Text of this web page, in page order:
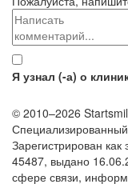
Я узнал (-а) о
© 2010–2026
Зарегистрирован
45487, выдано
сфере связи,